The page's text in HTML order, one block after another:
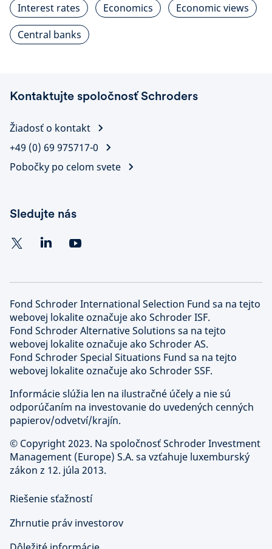
Interest rates
Economics
Economic views
Central banks
Kontaktujte spoločnosť Schroders
Žiadosť o kontakt
+49 (0) 69 975717-0
Pobočky po celom svete
Sledujte nás
Fond Schroder International Selection Fund sa na tejto
webovej lokalite označuje ako Schroder ISF.
Fond Schroder Alternative Solutions sa na tejto
webovej lokalite označuje ako Schroder AS.
Fond Schroder Special Situations Fund sa na tejto
webovej lokalite označuje ako Schroder SSF.
Informácie slúžia len na ilustračné účely a nie sú
odporúčaním na investovanie do uvedených cenných
papierov/odvetví/krajín.
© Copyright 2023. Na spoločnosť Schroder Investment
Management (Europe) S.A. sa vzťahuje luxemburský
zákon z 12. júla 2013.
Riešenie sťažností
Zhrnutie práv investorov